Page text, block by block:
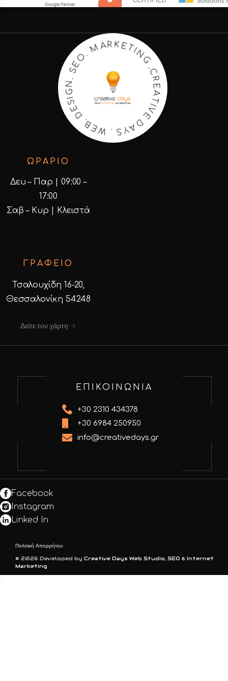
C
R
E
A
T
I
V
E
D
A
Y
S
.
W
E
B
.
D
E
S
I
G
N
.
S
E
O
. MARKETING
.
ΩΡΑΡΙΟ
Δευ – Παρ | 09:00 –
17:00
Σαβ – Κυρ | Κλειστά
ΓΡΑΦΕΙΟ
Τσαλουχίδη 16-20,
Θεσσαλονίκη 54248
Δείτε τον χάρτη
ΕΠΙΚΟΙΝΩΝΙΑ
+30 2310 434378
+30 6984 250950
info@creativedays.gr
© 2026 Developed by Creative Days Web Studio, SEO & Internet
Marketing
Πολιτική Απορρήτου
Facebook
Instagram
Linked In